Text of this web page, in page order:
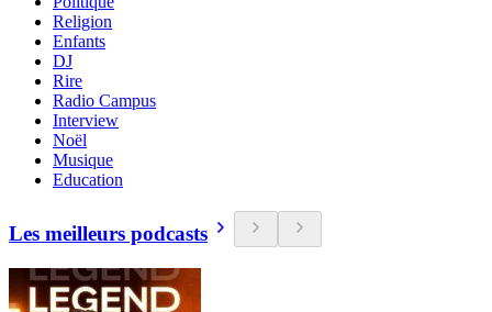
Religion
Enfants
DJ
Rire
Radio Campus
Interview
Noël
Musique
Education
Les meilleurs podcasts